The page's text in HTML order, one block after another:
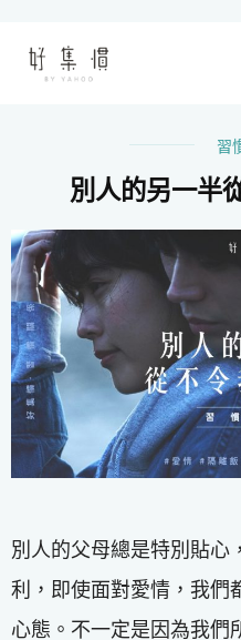
習
別人的另一半
別人的父母總是特別貼心
利，即使面對愛情，我們
心態。不一定是因為我們